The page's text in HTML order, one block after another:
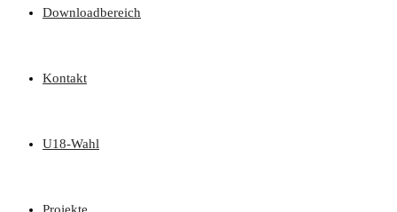
Downloadbereich
Kontakt
U18-Wahl